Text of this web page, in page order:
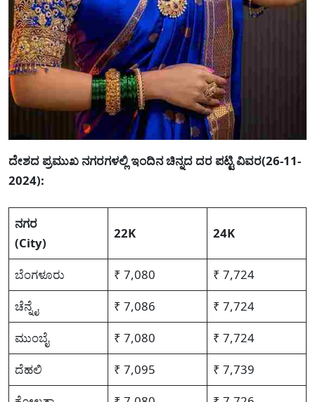
ದೇಶದ ಪ್ರಮುಖ ನಗರಗಳಲ್ಲಿ ಇಂದಿನ ಚಿನ್ನದ ದರ ಪಟ್ಟಿ ವಿವರ(26-11-
2024):
ನಗರ
(City)
22K 24K
ಬೆಂಗಳೂರು ₹ 7,080
₹ 7,724
ಚೆನ್ನೈ
₹ 7,086
₹ 7,724
ಮುಂಬೈ
₹ 7,080
₹ 7,724
ದೆಹಲಿ
₹ 7,095
₹ 7,739